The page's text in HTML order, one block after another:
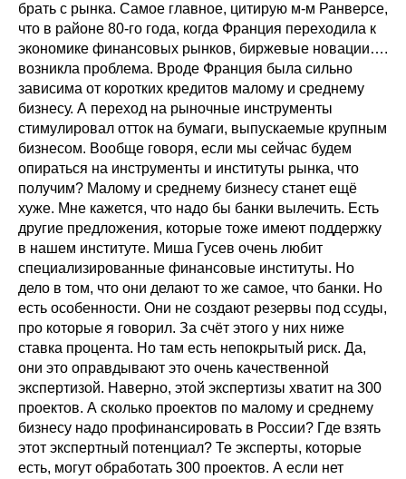
брать с рынка. Самое главное, цитирую м-м Ранверсе,
что в районе 80-го года, когда Франция переходила к
экономике финансовых рынков, биржевые новации….
возникла проблема. Вроде Франция была сильно
зависима от коротких кредитов малому и среднему
бизнесу. А переход на рыночные инструменты
стимулировал отток на бумаги, выпускаемые крупным
бизнесом. Вообще говоря, если мы сейчас будем
опираться на инструменты и институты рынка, что
получим? Малому и среднему бизнесу станет ещё
хуже. Мне кажется, что надо бы банки вылечить. Есть
другие предложения, которые тоже имеют поддержку
в нашем институте. Миша Гусев очень любит
специализированные финансовые институты. Но
дело в том, что они делают то же самое, что банки. Но
есть особенности. Они не создают резервы под ссуды,
про которые я говорил. За счёт этого у них ниже
ставка процента. Но там есть непокрытый риск. Да,
они это оправдывают это очень качественной
экспертизой. Наверно, этой экспертизы хватит на 300
проектов. А сколько проектов по малому и среднему
бизнесу надо профинансировать в России? Где взять
этот экспертный потенциал? Те эксперты, которые
есть, могут обработать 300 проектов. А если нет